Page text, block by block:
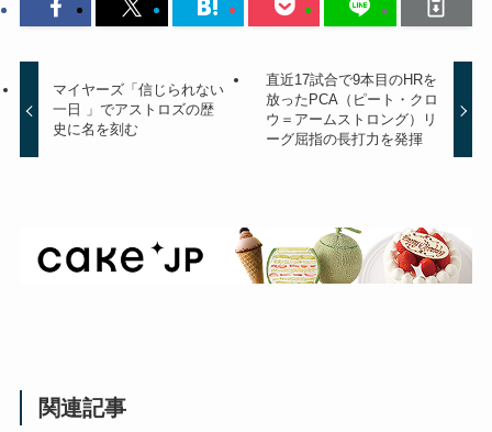
マイヤーズ「信じられない
一日 」でアストロズの歴
史に名を刻む
直近17試合で9本目のHRを
放ったPCA（ピート・クロ
ウ＝アームストロング）リ
ーグ屈指の長打力を発揮
関連記事